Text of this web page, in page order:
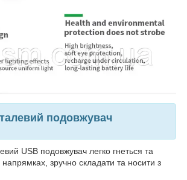
подовжувач
USB подовжувач легко гнеться та
напрямках, зручно складати та носити з